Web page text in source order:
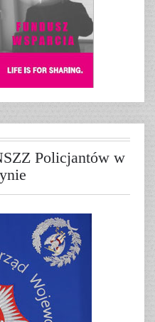
Policjantów w